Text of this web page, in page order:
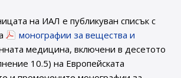
на ИАЛ e публикуван списък с
монографии за вещества и
медицина, включени в десетото
10.5) на Европейската